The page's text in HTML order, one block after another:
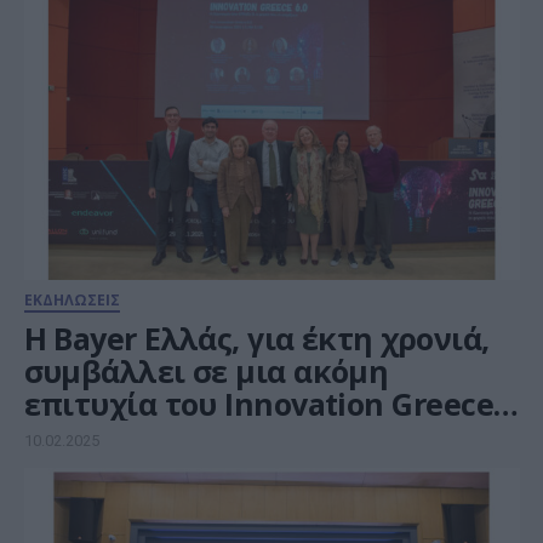
ΕΚΔΗΛΩΣΕΙΣ
Η Bayer Ελλάς, για έκτη χρονιά,
συμβάλλει σε μια ακόμη
επιτυχία του Innovation Greece
6.0
10.02.2025